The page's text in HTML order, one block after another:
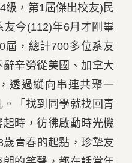
級，第1屆傑出校友)民
友今(112)年6月才剛畢
屆，總計700多位系友
辛勞從美國、加拿大
透過縱向串連共聚一
「找到同學就找回青
時，彷彿啟動時光機
青春的起點，珍摯友